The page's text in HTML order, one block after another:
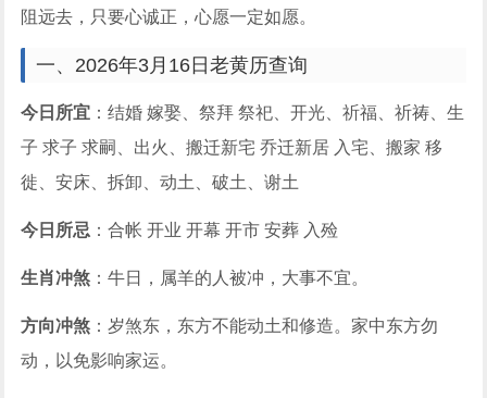
阻远去，只要心诚正，心愿一定如愿。
一、2026年3月16日老黄历查询
今日所宜 ：结婚 嫁娶、祭拜 祭祀、开光、祈福、祈祷、生
子 求子 求嗣、出火、搬迁新宅 乔迁新居 入宅、搬家 移
徙、安床、拆卸、动土、破土、谢土
今日所忌 ：合帐 开业 开幕 开市 安葬 入殓
生肖冲煞 ：牛日，属羊的人被冲，大事不宜。
方向冲煞 ：岁煞东，东方不能动土和修造。家中东方勿
动，以免影响家运。